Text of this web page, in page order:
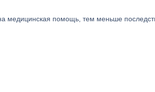
медицинская помощь, тем меньше